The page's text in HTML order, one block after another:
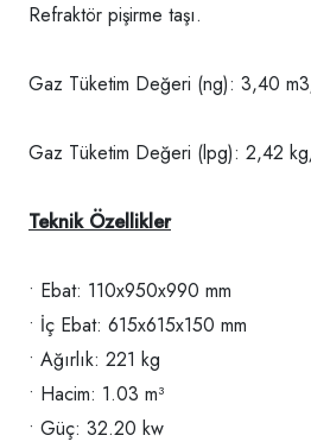
Refraktör pişirme taşı.
Gaz Tüketim Değeri (ng): 3,40
Gaz Tüketim Değeri (lpg): 2,42
Teknik Özellikler
• Ebat: 110x950x990 mm
• İç Ebat: 615x615x150 mm
• Ağırlık: 221 kg
• Hacim: 1.03 m³
• Güç: 32.20 kw